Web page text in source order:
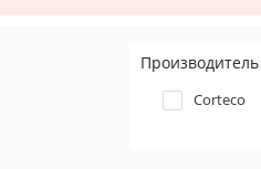
Производитель
Corteco